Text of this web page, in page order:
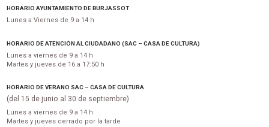
HORARIO AYUNTAMIENTO DE BURJASSOT
Lunes a Viernes de 9 a 14 h
HORARIO DE ATENCIÓN AL CIUDADANO (SAC – CASA DE CULTURA)
Lunes a viernes de 9 a 14 h
Martes y jueves de 16 a 17:50 h
HORARIO DE VERANO SAC – CASA DE CULTURA
(del 15 de junio al 30 de septiembre)
Lunes a viernes de 9 a 14 h
Martes y jueves cerrado por la tarde